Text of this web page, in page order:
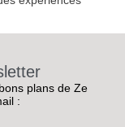
plans de Ze
: